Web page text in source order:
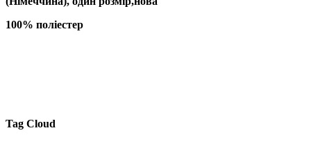
100% поліестер
Tag Cloud